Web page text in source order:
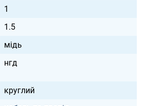
1
1.5
мідь
нгд
круглий